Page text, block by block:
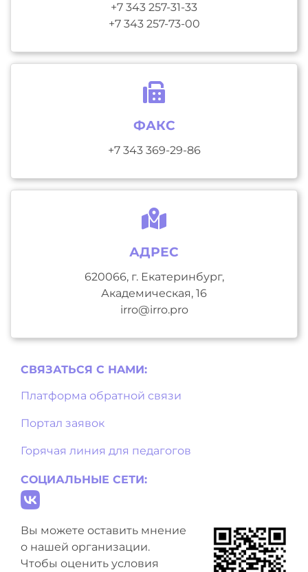
+7 343 257-31-33
+7 343 257-73-00
ФАКС
+7 343 369-29-86
АДРЕС
620066, г. Екатеринбург,
Академическая, 16
irro@irro.pro
СВЯЗАТЬСЯ С НAМИ:
Платформа обратной связи
Портал заявок
Горячая линия для педагогов
СОЦИАЛЬНЫЕ СЕТИ:
Вы можете оставить мнение
о нашей организации.
Чтобы оценить условия